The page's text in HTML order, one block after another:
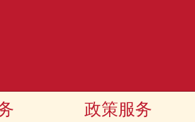
政策服务